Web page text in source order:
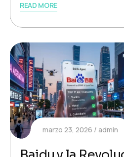
READ MORE
marzo 23, 2026 admin